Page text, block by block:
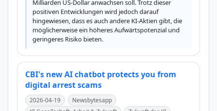
Milliarden US-Dollar anwachsen soll. Trotz dieser
positiven Entwicklungen wird jedoch darauf
hingewiesen, dass es auch andere KI-Aktien gibt, die
möglicherweise ein höheres Aufwärtspotenzial und
geringeres Risiko bieten.
CBI's new AI chatbot protects you from
digital arrest scams
2026-04-19
Newsbytesapp